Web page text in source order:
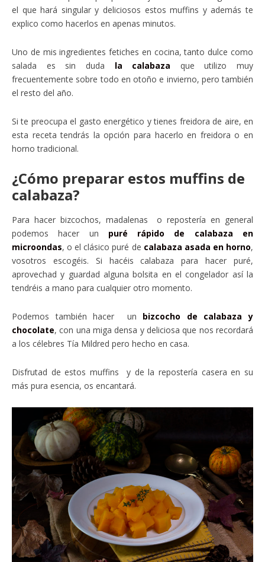
el que hará singular y deliciosos estos muffins y además te
explico como hacerlos en apenas minutos.
Uno de mis ingredientes fetiches en cocina, tanto dulce como
salada es sin duda la calabaza que utilizo muy
frecuentemente sobre todo en otoño e invierno, pero también
el resto del año.
Si te preocupa el gasto energético y tienes freidora de aire, en
esta receta tendrás la opción para hacerlo en freidora o en
horno tradicional.
¿Cómo preparar estos muffins de
calabaza?
Para hacer bizcochos, madalenas o repostería en general
podemos hacer un puré rápido de calabaza en
microondas, o el clásico puré de calabaza asada en horno,
vosotros escogéis. Si hacéis calabaza para hacer puré,
aprovechad y guardad alguna bolsita en el congelador así la
tendréis a mano para cualquier otro momento.
Podemos también hacer un bizcocho de calabaza y
chocolate, con una miga densa y deliciosa que nos recordará
a los célebres Tía Mildred pero hecho en casa.
Disfrutad de estos muffins y de la repostería casera en su
más pura esencia, os encantará.